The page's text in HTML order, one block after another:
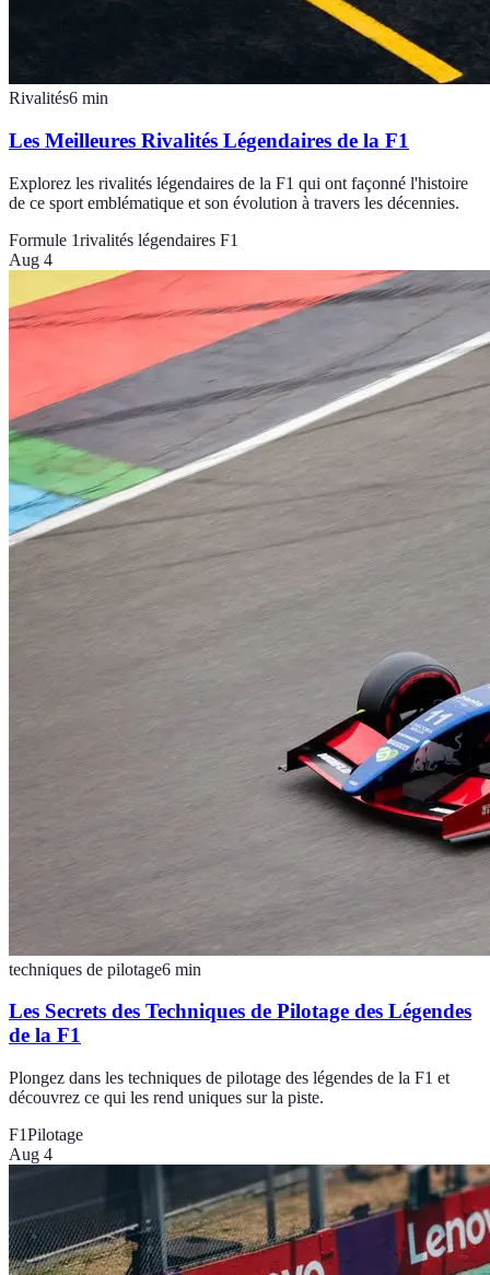
Rivalités6 min
Les Meilleures Rivalités Légendaires de la F1
Explorez les rivalités légendaires de la F1 qui ont façonné l'histoire
de ce sport emblématique et son évolution à travers les décennies.
Formule 1rivalités légendaires F1
Aug 4
techniques de pilotage6 min
Les Secrets des Techniques de Pilotage des Légendes
de la F1
Plongez dans les techniques de pilotage des légendes de la F1 et
découvrez ce qui les rend uniques sur la piste.
F1Pilotage
Aug 4